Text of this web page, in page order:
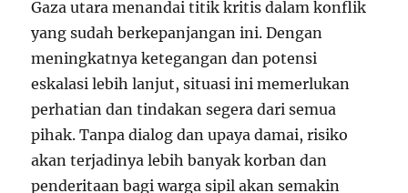
Gaza utara menandai titik kritis dalam konflik
yang sudah berkepanjangan ini. Dengan
meningkatnya ketegangan dan potensi
eskalasi lebih lanjut, situasi ini memerlukan
perhatian dan tindakan segera dari semua
pihak. Tanpa dialog dan upaya damai, risiko
akan terjadinya lebih banyak korban dan
penderitaan bagi warga sipil akan semakin